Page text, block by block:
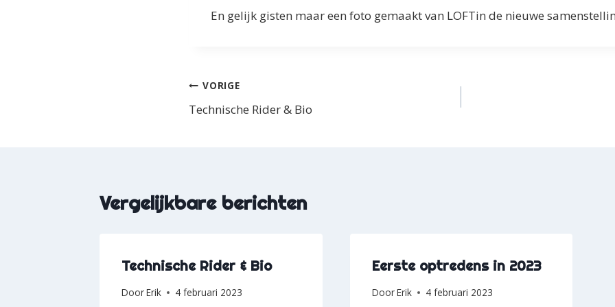
En gelijk gisten maar een foto gemaakt van LOFTin de nieuwe
Bericht
navigatie
VORIGE
Technische Rider & Bio
Vergelijkbare berichten
Technische Rider & Bio
DoorErik 4 februari 2023
Eerste optredens in 2023
DoorErik 4 februari 2023